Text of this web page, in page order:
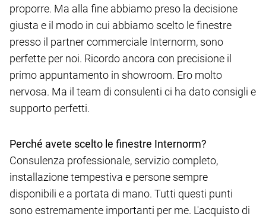
proporre. Ma alla fine abbiamo preso la decisione
giusta e il modo in cui abbiamo scelto le finestre
presso il partner commerciale Internorm, sono
perfette per noi. Ricordo ancora con precisione il
primo appuntamento in showroom. Ero molto
nervosa. Ma il team di consulenti ci ha dato consigli e
supporto perfetti.
Perché avete scelto le finestre Internorm?
Consulenza professionale, servizio completo,
installazione tempestiva e persone sempre
disponibili e a portata di mano. Tutti questi punti
sono estremamente importanti per me. L'acquisto di